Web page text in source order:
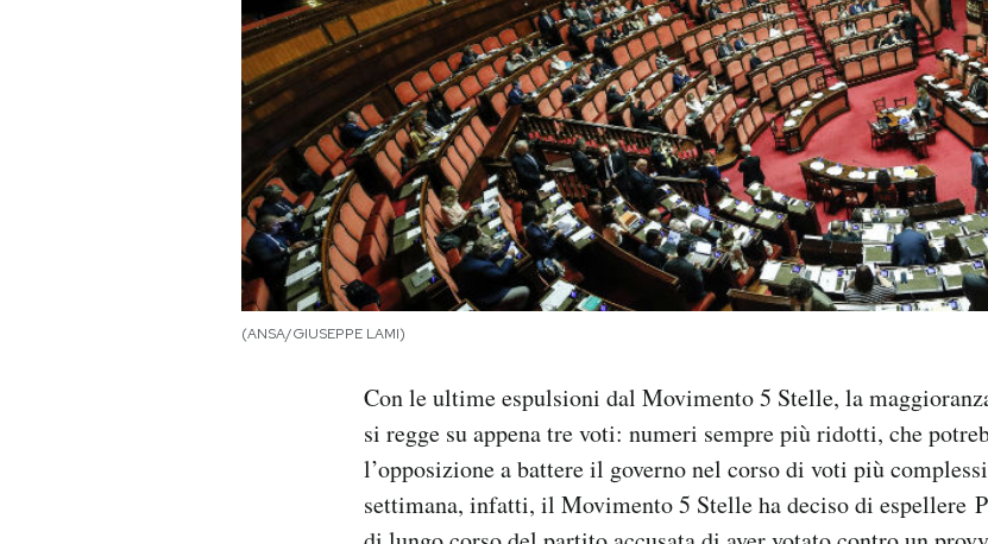
(ANSA/GIUSEPPE LAMI)
Con le ultime espulsioni dal Movimento 5 Stelle, la
si regge su appena tre voti: numeri sempre più ridotti, che
l’opposizione a battere il governo nel corso di voti più
settimana, infatti, il Movimento 5 Stelle ha deciso di espellere